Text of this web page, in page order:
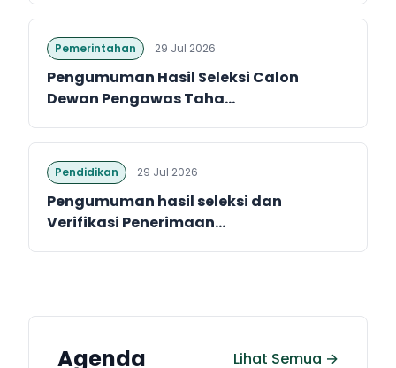
Pemerintahan 29 Jul 2026
Pengumuman Hasil Seleksi Calon
Dewan Pengawas Taha...
Pendidikan 29 Jul 2026
Pengumuman hasil seleksi dan
Verifikasi Penerimaan...
Agenda Lihat Semua →